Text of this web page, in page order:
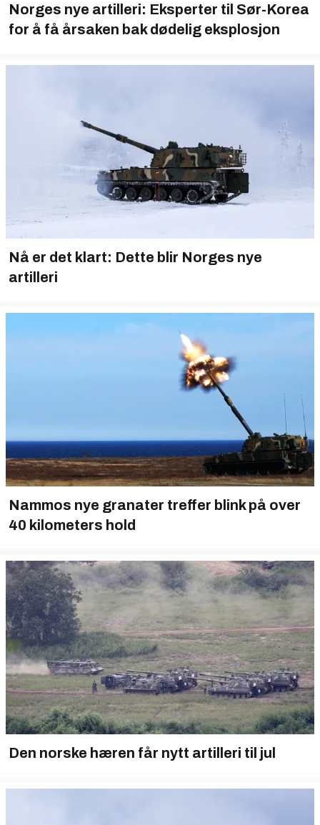
Norges nye artilleri: Eksperter til Sør-Korea
for å få årsaken bak dødelig eksplosjon
Nå er det klart: Dette blir Norges nye
artilleri
Nammos nye granater treffer blink på over
40 kilometers hold
Den norske hæren får nytt artilleri til jul